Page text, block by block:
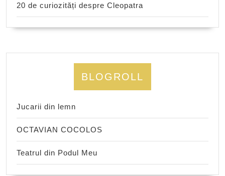
20 de curiozități despre Cleopatra
BLOGROLL
Jucarii din lemn
OCTAVIAN COCOLOS
Teatrul din Podul Meu